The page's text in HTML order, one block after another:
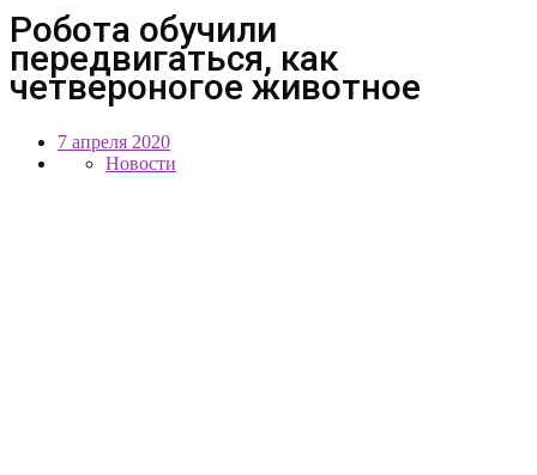
Робота обучили
передвигаться, как
четвероногое животное
7 апреля 2020
Новости